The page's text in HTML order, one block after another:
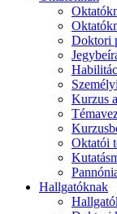
Doktori
Kurzus
Oktatói
Hallgatóknak